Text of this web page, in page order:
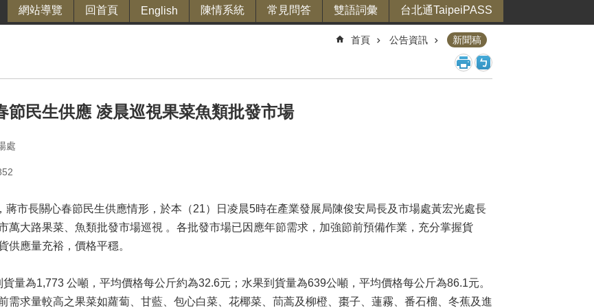
網站導覽 回首頁 English 陳情系統 常見問答 雙語詞彙 台北通TaipeiPASS
首頁 公告資訊 新聞稿
節民生供應 凌晨巡視果菜魚類批發市場
處
市長關心春節民生供應情形，於本（21）日凌晨5時在產業發展局陳俊安局長及市場處黃宏光處長
萬大路果菜、魚類批發市場巡視 。各批發市場已因應年節需求，加強節前預備作業，充分掌握貨
供應量充裕，價格平穩。
為1,773 公噸，平均價格每公斤約為32.6元；水果到貨量為639公噸，平均價格每公斤為86.1元。
需求量較高之果菜如蘿蔔、甘藍、包心白菜、花椰菜、茼蒿及柳橙、棗子、蓮霧、番石榴、冬蕉及進